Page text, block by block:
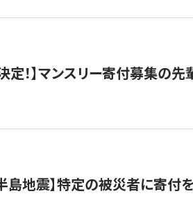
定！】マンスリー寄付募集の
島地震】特定の被災者に寄付